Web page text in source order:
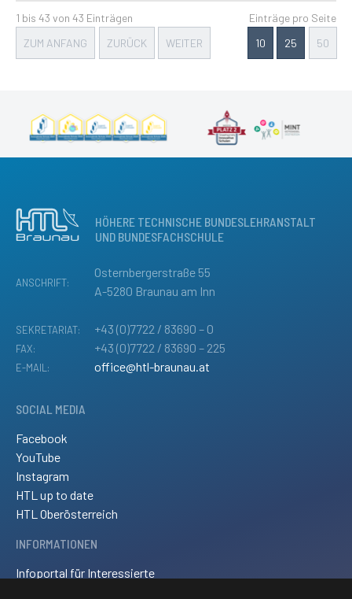
1 bis 43 von 43 Einträgen
ZUM ANFANG
ZURÜCK WEITER
Einträge pro Seite
10
25 50
HÖHERE TECHNISCHE BUNDESLEHRANSTALT
UND BUNDESFACHSCHULE
ANSCHRIFT:
Osternbergerstraße 55
A-5280 Braunau am Inn
SEKRETARIAT: +43 (0)7722 / 83690 – 0
FAX: +43 (0)7722 / 83690 – 225
E-MAIL: office@htl-braunau.at
SOCIAL MEDIA
Facebook
YouTube
Instagram
HTL up to date
HTL Oberösterreich
INFORMATIONEN
Infoportal für Interessierte